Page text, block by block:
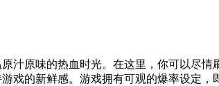
汁原味的热血时光。在这里，你可以尽
戏的新鲜感。游戏拥有可观的爆率设定